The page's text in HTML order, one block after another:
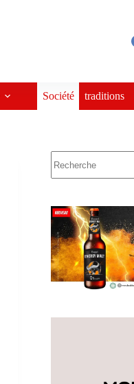
Société traditions